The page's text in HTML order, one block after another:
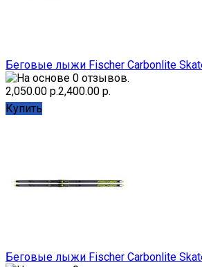
Беговые лыжи Fischer Carbonlite
2,050.00 р.2,400.00 р.
Купить
Беговые лыжи Fischer Carbonlite